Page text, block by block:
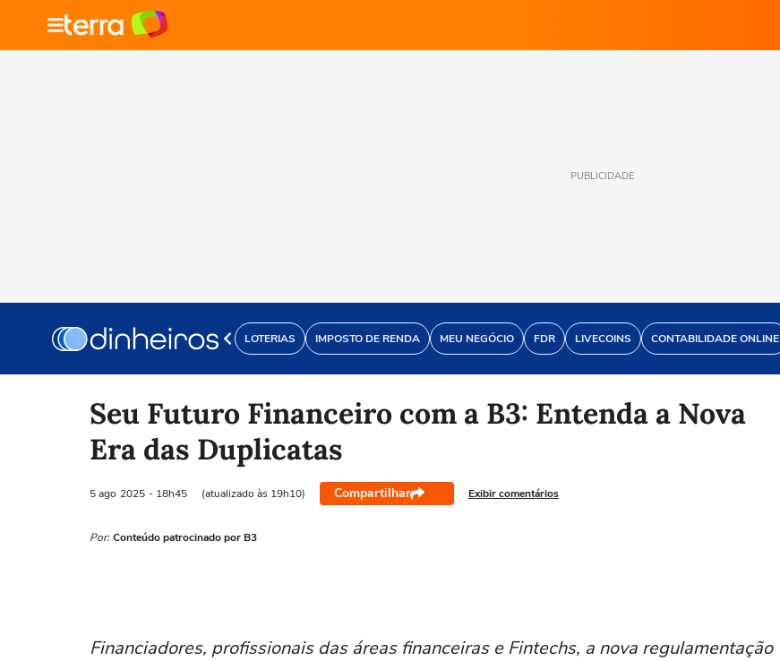
PUBLICIDADE
LOTERIAS IMPOSTO DE RENDA MEU NEGÓCIO FDR LIVECOINS CONTABILIDADE ONLINE
Seu Futuro Financeiro com a B3: Entenda a Nova
Era das Duplicatas
5 ago 2025 - 18h45 (atualizado às 19h10) Compartilhar Exibir comentários
Por: Conteúdo patrocinado por B3
Financiadores, profissionais das áreas financeiras e Fintechs, a nova regulamentação